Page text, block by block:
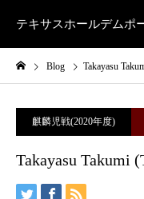
テキサスホールデムポ
Blog Takayasu
麒麟児戦(2020年度)
Takayasu Takumi